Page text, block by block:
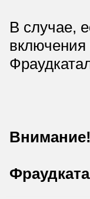
В случае,
включения